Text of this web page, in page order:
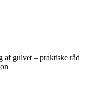
af gulvet – praktiske råd